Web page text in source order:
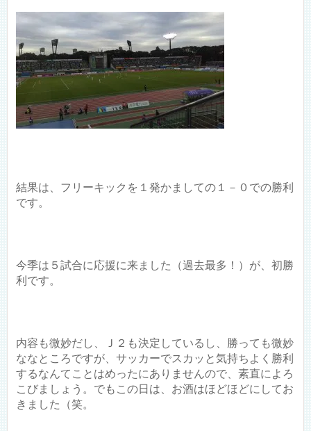
結果は、フリーキックを１発かましての１－０での勝利
です。
今季は５試合に応援に来ました（過去最多！）が、初勝
利です。
内容も微妙だし、Ｊ２も決定しているし、勝っても微妙
ななところですが、サッカーでスカッと気持ちよく勝利
するなんてことはめったにありませんので、素直によろ
こびましょう。でもこの日は、お酒はほどほどにしてお
きました（笑。